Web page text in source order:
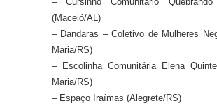
(Maceió/AL)
– Dandaras – Coletivo de Mulheres
Maria/RS)
– Escolinha Comunitária Elena
Maria/RS)
– Espaço Iraímas (Alegrete/RS)